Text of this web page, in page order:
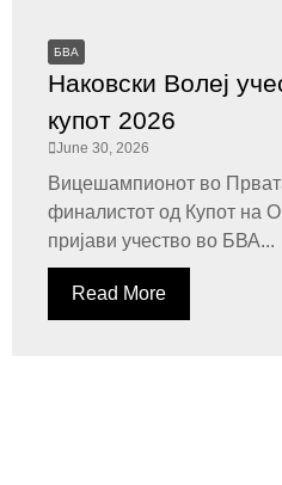
БВА
Наковски Волеј
купот 2026
June 30, 2026
Вицешампионот во
финалистот од Купот на
пријави учество во БВА...
Read More